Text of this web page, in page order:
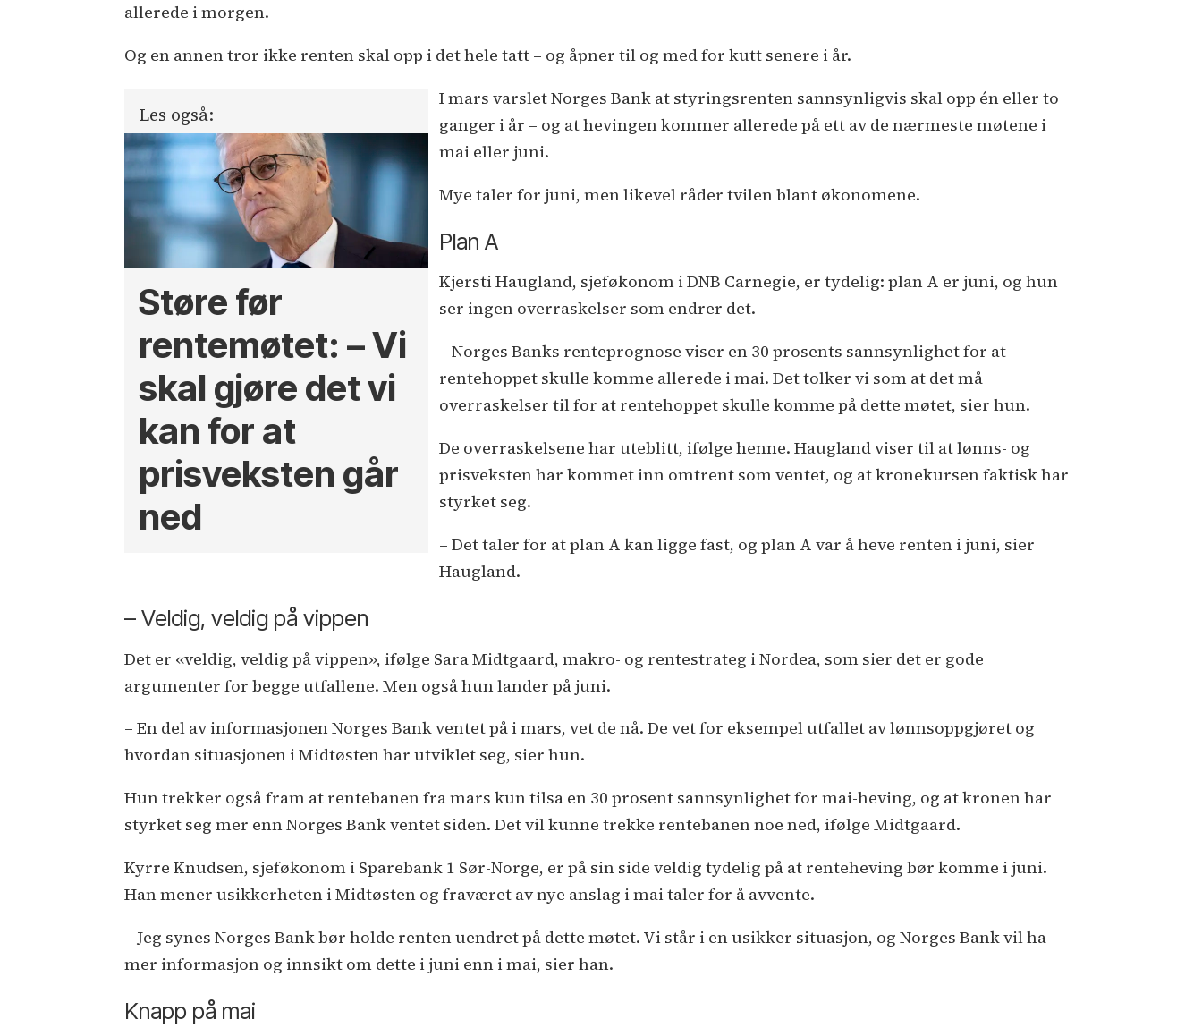
allerede i morgen.
Og en annen tror ikke renten skal opp i det hele tatt – og åpner til og med for kutt senere i år.
Les også:
Støre før
rentemøtet: – Vi
skal gjøre det vi
kan for at
prisveksten går
ned
I mars varslet Norges Bank at styringsrenten sannsynligvis skal opp én eller to
ganger i år – og at hevingen kommer allerede på ett av de nærmeste møtene i
mai eller juni.
Mye taler for juni, men likevel råder tvilen blant økonomene.
Plan A
Kjersti Haugland, sjeføkonom i DNB Carnegie, er tydelig: plan A er juni, og hun
ser ingen overraskelser som endrer det.
– Norges Banks renteprognose viser en 30 prosents sannsynlighet for at
rentehoppet skulle komme allerede i mai. Det tolker vi som at det må
overraskelser til for at rentehoppet skulle komme på dette møtet, sier hun.
De overraskelsene har uteblitt, ifølge henne. Haugland viser til at lønns- og
prisveksten har kommet inn omtrent som ventet, og at kronekursen faktisk har
styrket seg.
– Det taler for at plan A kan ligge fast, og plan A var å heve renten i juni, sier
Haugland.
– Veldig, veldig på vippen
Det er «veldig, veldig på vippen», ifølge Sara Midtgaard, makro- og rentestrateg i Nordea, som sier det er gode
argumenter for begge utfallene. Men også hun lander på juni.
– En del av informasjonen Norges Bank ventet på i mars, vet de nå. De vet for eksempel utfallet av lønnsoppgjøret og
hvordan situasjonen i Midtøsten har utviklet seg, sier hun.
Hun trekker også fram at rentebanen fra mars kun tilsa en 30 prosent sannsynlighet for mai-heving, og at kronen har
styrket seg mer enn Norges Bank ventet siden. Det vil kunne trekke rentebanen noe ned, ifølge Midtgaard.
Kyrre Knudsen, sjeføkonom i Sparebank 1 Sør-Norge, er på sin side veldig tydelig på at renteheving bør komme i juni.
Han mener usikkerheten i Midtøsten og fraværet av nye anslag i mai taler for å avvente.
– Jeg synes Norges Bank bør holde renten uendret på dette møtet. Vi står i en usikker situasjon, og Norges Bank vil ha
mer informasjon og innsikt om dette i juni enn i mai, sier han.
Knapp på mai